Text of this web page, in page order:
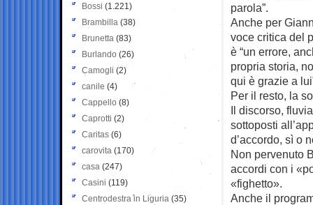
parola”.
Anche per
voce critica del
è “un errore,
propria storia,
qui è grazie a
Per il resto, la
Il discorso,
sottoposti
d’accordo, sì o
Non pervenuto
accordi con i
«fighetto».
Anche il
Bossi (1.221)
Brambilla (38)
Brunetta (83)
Burlando (26)
Camogli (2)
canile (4)
Cappello (8)
Caprotti (2)
Caritas (6)
carovita (170)
casa (247)
Casini (119)
Centrodestra in Liguria (35)